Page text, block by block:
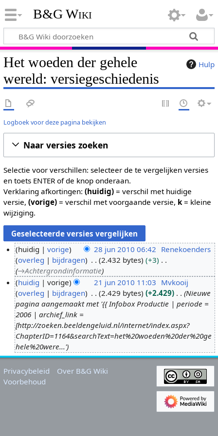
B&G Wiki
Hulp
Het woeden der gehele
wereld: versiegeschiedenis
Logboek voor deze pagina bekijken
Naar versies zoeken
Selectie voor verschillen: selecteer de te vergelijken versies
en toets ENTER of de knop onderaan.
Verklaring afkortingen: (huidig)= verschil met huidige
versie, (vorige)= verschil met voorgaande versie, k= kleine
wijziging.
huidig vorige 28 jun 2010 06:42 Renekoenders
overleg
bijdragen 2.432 bytes
+3
→Achtergrondinformatie
0
1
0
huidig vorige 21 jun 2010 11:03 Mvkooij
overleg
bijdragen 2.429 bytes +2.429
Nieuwe
pagina aangemaakt met '{{ Infobox Productie | periode =
2006 | archief_link =
[http://zoeken.beeldengeluid.nl/internet/index.aspx?
ChapterID=1164&searchText=het%20woeden%20der%20ge
hele%20were...'
Privacybeleid
Over B&G Wiki
Voorbehoud